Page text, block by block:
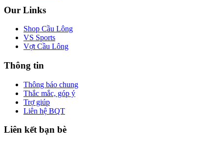
Our Links
Shop Cầu Lông
VS Sports
Vợt Cầu Lông
Thông tin
Thông báo chung
Thắc mắc, góp ý
Trợ giúp
Liên hệ BQT
Liên kết bạn bè